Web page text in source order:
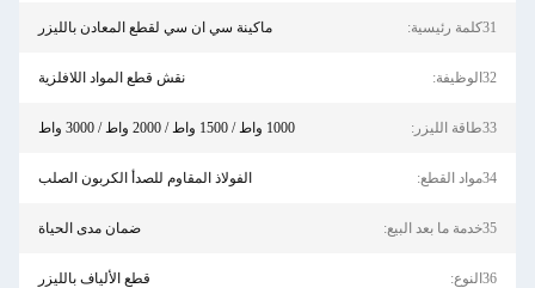
31كلمة رئيسية: ماكينة سي ان سي لقطع المعادن بالليزر
32الوظيفة: نقش قطع المواد اللافلزية
33طاقة الليزر: 1000 واط / 1500 واط / 2000 واط / 3000 واط
34مواد القطع: الفولاذ المقاوم للصدأ الكربون الصلب
35خدمة ما بعد البيع: ضمان مدى الحياة
36النوع: قطع الألياف بالليزر